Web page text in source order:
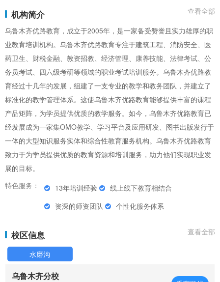
机构简介
查看全部
乌鲁木齐优路教育，成立于2005年，是一家备受赞誉且实力雄厚的职
业教育培训机构。乌鲁木齐优路教育专注于建筑工程、消防安全、医
药卫生、财税金融、教资招教、经济管理、康养技能、法律考试、公
务员考试、四六级考研等领域的职业考试培训服务。乌鲁木齐优路教
育经过十几年的发展，组建了一支专业的教学和教务团队，并建立了
标准化的教学管理体系。这使乌鲁木齐优路教育能够提供丰富的课程
产品矩阵，为学员提供优质的教学服务。如今，乌鲁木齐优路教育已
经发展成为一家集OMO教学、学习平台及应用研发、图书出版发行于
一体的大型知识服务实体和综合性教育服务机构。乌鲁木齐优路教育
致力于为学员提供优质的教育资源和培训服务，助力他们实现职业发
展的目标。
特色服务：
13年培训经验
线上线下教育相结合
资深的师资团队
个性化服务体系
校区信息 查看全部
水磨沟
乌鲁木齐分校